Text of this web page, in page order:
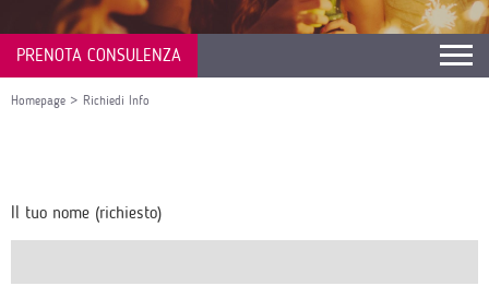
PRENOTA CONSULENZA
Homepage > Richiedi Info
Il tuo nome (richiesto)